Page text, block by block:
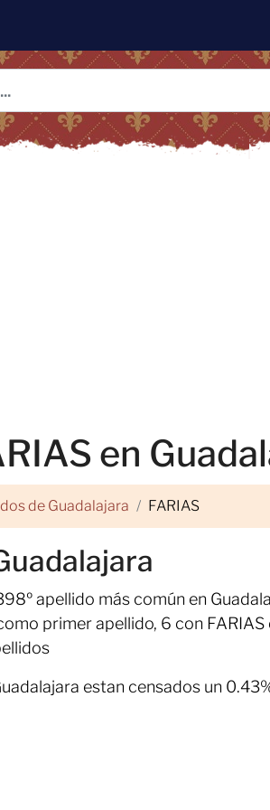
en
de Guadalajara FARIAS
apellido más común en
primer apellido, 6 con
estan censados un